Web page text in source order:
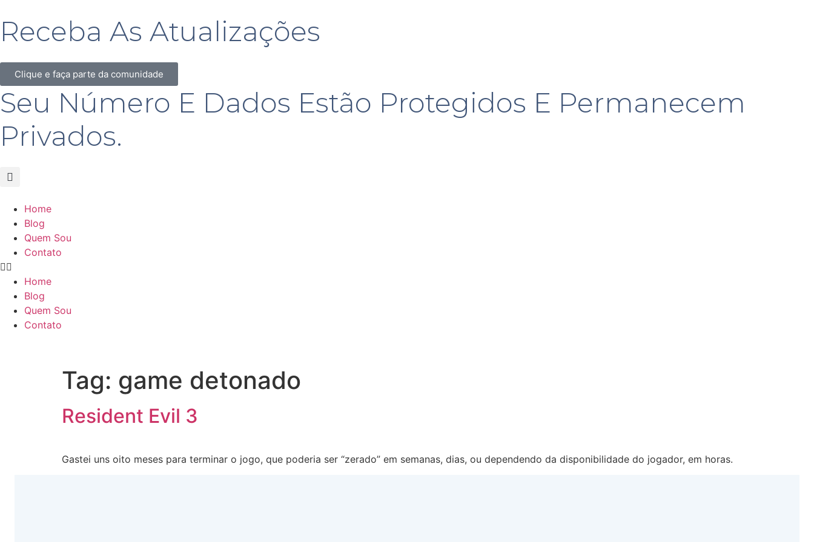
Receba As Atualizações
Clique e faça parte da comunidade
Seu Número E Dados Estão Protegidos E Permanecem
Privados.
Home
Blog
Quem Sou
Contato
Home
Blog
Quem Sou
Contato
Tag: game detonado
Resident Evil 3
Gastei uns oito meses para terminar o jogo, que poderia ser “zerado” em semanas, dias, ou dependendo da disponibilidade do jogador, em horas.